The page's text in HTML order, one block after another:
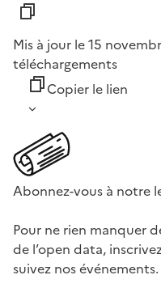
Mis à jour le 15
téléchargements
Copier le lien
Abonnez-vous à notre
Pour ne rien manquer
de l’open data,
suivez nos événements.